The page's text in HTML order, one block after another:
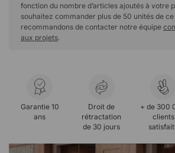
fonction du nombre d’articles ajoutés à votre
souhaitez commander plus de 50 unités de
recommandons de contacter notre équipe
aux projets.
Garantie 10
ans
Droit de
rétractation
de 30 jours
+ de 300
clients